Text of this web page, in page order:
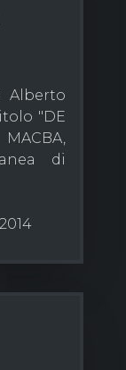
Alberto
"DE
di